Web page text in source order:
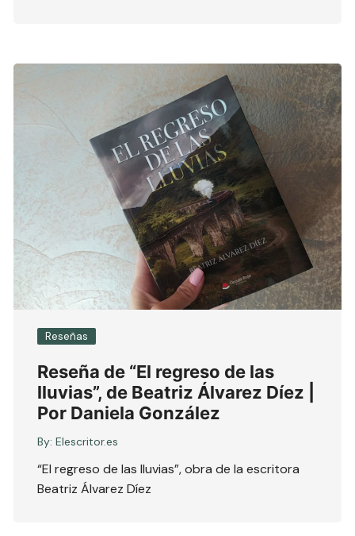
Reseñas
Reseña de “El regreso de las
lluvias”, de Beatriz Álvarez Díez |
Por Daniela González
By: Elescritor.es
“El regreso de las lluvias”, obra de la escritora
Beatriz Álvarez Díez